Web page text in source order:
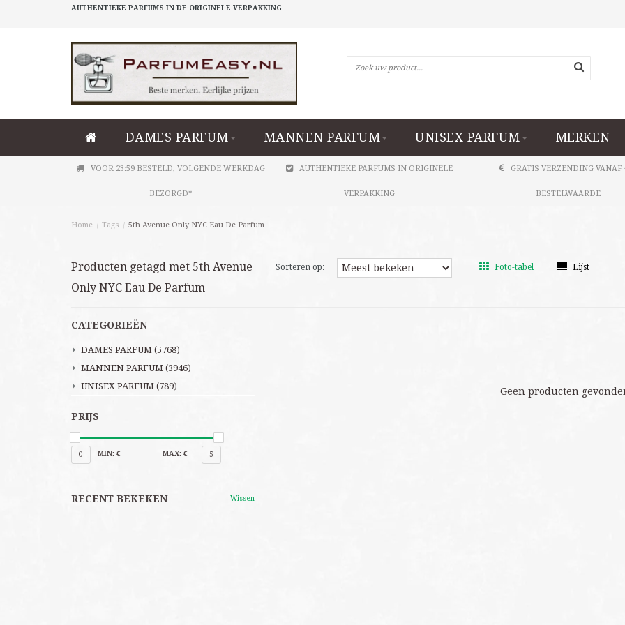
AUTHENTIEKE PARFUMS IN DE ORIGINELE VERPAKKING
DAMES PARFUM MANNEN PARFUM UNISEX PARFUM MERKEN
VOOR 23:59 BESTELD, VOLGENDE WERKDAG
BEZORGD*
AUTHENTIEKE PARFUMS IN ORIGINELE
VERPAKKING
GRATIS VERZENDING VANAF
BESTELWAARDE
Home / Tags / 5th Avenue Only NYC Eau De Parfum
Producten getagd met 5th Avenue
Only NYC Eau De Parfum
Sorteren op: Foto-tabel Lijst
CATEGORIEËN
DAMES PARFUM (5768)
MANNEN PARFUM (3946)
UNISEX PARFUM (789)
PRIJS
0 MIN: € MAX: € 5
RECENT BEKEKEN Wissen
Geen producten